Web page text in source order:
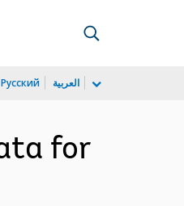
Русский العربية
for